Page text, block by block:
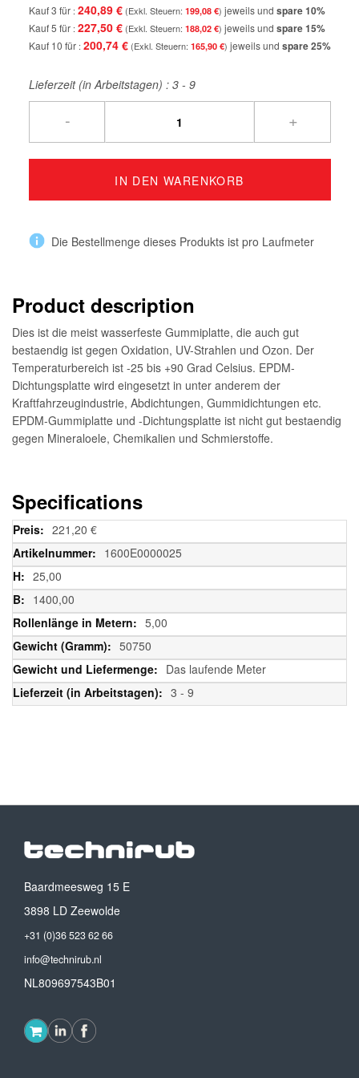
Kauf 3 für 240,89 € 199,08 € jeweils und spare10%
Kauf 5 für 227,50 € 188,02 € jeweils und spare15%
Kauf 10 für 200,74 € 165,90 € jeweils und spare25%
Lieferzeit (in Arbeitstagen) : 3 - 9
- +
IN DEN WARENKORB
Die Bestellmenge dieses Produkts ist pro Laufmeter
Product description
Dies ist die meist wasserfeste Gummiplatte, die auch gut
bestaendig ist gegen Oxidation, UV-Strahlen und Ozon. Der
Temperaturbereich ist -25 bis +90 Grad Celsius. EPDM-
Dichtungsplatte wird eingesetzt in unter anderem der
Kraftfahrzeugindustrie, Abdichtungen, Gummidichtungen etc.
EPDM-Gummiplatte und -Dichtungsplatte ist nicht gut bestaendig
gegen Mineraloele, Chemikalien und Schmierstoffe.
Specifications
Weitere
Informationen
221,20 €
1600E0000025
25,00
1400,00
5,00
50750
Das laufende Meter
3 - 9
Baardmeesweg 15 E
3898 LD Zeewolde
+31 (0)36 523 62 66
info@technirub.nl
NL809697543B01